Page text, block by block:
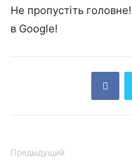
Не пропустіть
в Google!
Предыдущий